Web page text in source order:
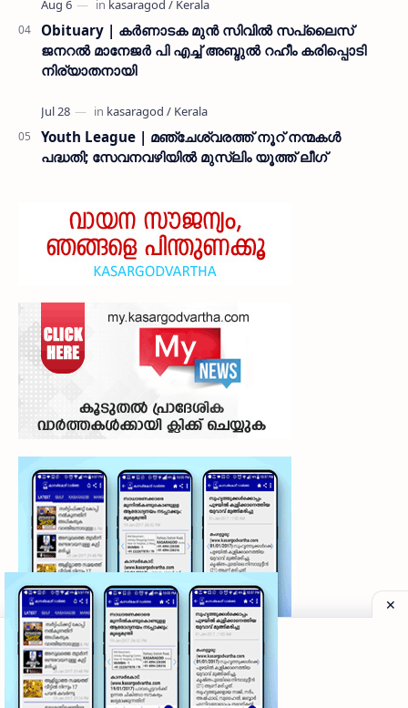
Obituary | കർണാടക മുൻ സിവില്‍ സപ്ലൈസ്
ജനറൽ മാനേജർ പി എച്ച് അബ്ദുൽ റഹീം കരിപ്പൊടി
നിര്യാതനായി
Youth League | മഞ്ചേശ്വരത്ത് നൂറ് നന്മകൾ
പദ്ധതി; സേവനവഴിയിൽ മുസ്ലിം യൂത്ത് ലീഗ്